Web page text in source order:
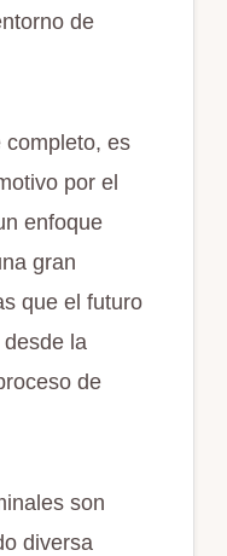
de
completo, es
por el
enfoque
gran
que el futuro
la
de
son
diversa